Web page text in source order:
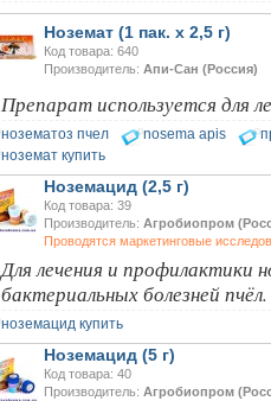
Ноземат (1 пак. х 2,5 г)
Код товара: 640
Производитель: Апи-Сан (Россия)
Препарат используется для
нозематоз пчел nosema apis
ноземат купить
Ноземацид (2,5 г)
Код товара: 39
Производитель: Агробиопром
Проводятся маркетинговые
Для лечения и профилактики
бактериальных болезней пчёл.
ноземацид купить
Ноземацид (5 г)
Код товара: 40
Производитель: Агробиопром